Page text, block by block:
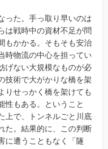
った。手っ取り早いのは
は戦時中の資材不足が問
もかかる。そもそも安治
時物流の中心を担ってい
げない大規模なものが必
技術で大がかりな橋を架
りせっかく橋を架けても
性もある。ということ
上で、トンネルごと川底
た。結果的に、この判断
に遭うこともなく「隧